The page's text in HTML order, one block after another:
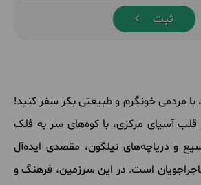
ثبت
با مردمی خونگرم و طبیعتی بکر سفر کنید!
قلب آسیای مرکزی، با کوه‌های سر به فلک
و دریاچه‌های نیلگون، مقصدی ایده‌آل
است. در این سرزمین، فرهنگ و